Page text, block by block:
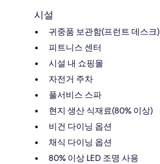
시설
귀중품 보관함(프런트 데스크)
피트니스 센터
시설 내 쇼핑몰
자전거 주차
풀서비스 스파
현지 생산 식재료(80% 이상)
비건 다이닝 옵션
채식 다이닝 옵션
80% 이상 LED 조명 사용